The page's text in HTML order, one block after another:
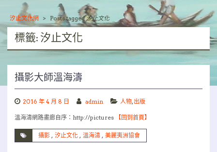
汐止文化網 > Posts tagged汐止文化
標籤: 汐止文化
攝影大師溫海濤
2016 年 4 月 8 日 admin 人物,出版
溫海濤網路畫廊自序：http://pictures 【回到首頁】
攝影 , 汐止文化 , 溫海濤 , 美麗夷洲協會